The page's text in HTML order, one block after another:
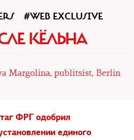
#WEB EXCLUSIVE
КЁЛЬНА
Margolina, publitsist, Berlin
ФРГ одобрил
единого